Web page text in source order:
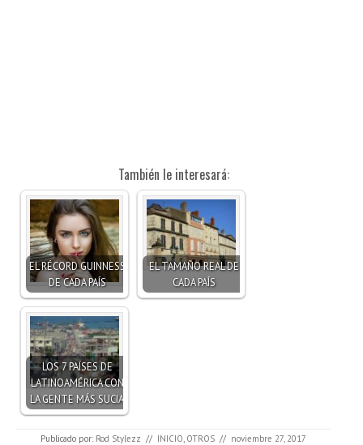
También le interesará:
EL RÉCORD GUINNESS
DE CADA PAÍS
EL TAMAÑO REAL DE
CADA PAÍS
LOS 7 PAÍSES DE
LATINOAMÉRICA CON
LA GENTE MÁS SUCIA
Publicado por: Rod Stylezz // INICIO OTROS // noviembre 27, 2017